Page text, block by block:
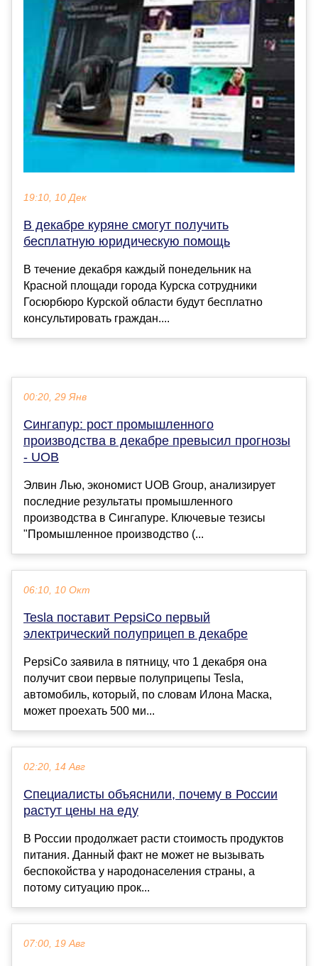
19:10, 10 Дек
В декабре куряне смогут получить
бесплатную юридическую помощь
В течение декабря каждый понедельник на
Красной площади города Курска сотрудники
Госюрбюро Курской области будут бесплатно
консультировать граждан....
00:20, 29 Янв
Сингапур: рост промышленного
производства в декабре превысил прогнозы
- UOB
Элвин Лью, экономист UOB Group, анализирует
последние результаты промышленного
производства в Сингапуре. Ключевые тезисы
"Промышленное производство (...
06:10, 10 Окт
Tesla поставит PepsiCo первый
электрический полуприцеп в декабре
PepsiCo заявила в пятницу, что 1 декабря она
получит свои первые полуприцепы Tesla,
автомобиль, который, по словам Илона Маска,
может проехать 500 ми...
02:20, 14 Авг
Специалисты объяснили, почему в России
растут цены на еду
В России продолжает расти стоимость продуктов
питания. Данный факт не может не вызывать
беспокойства у народонаселения страны, а
потому ситуацию прок...
07:00, 19 Авг